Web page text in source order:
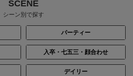
SCENE
シーン別で探す
パーティー
入卒・七五三・顔合わせ
デイリー